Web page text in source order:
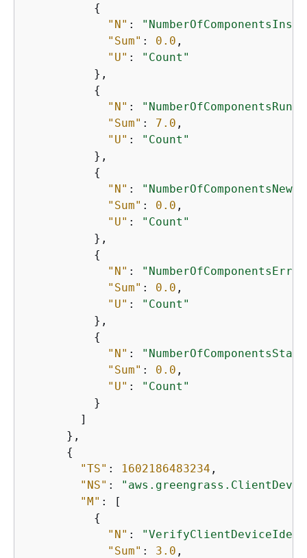
{
"N" :
"Sum" : 0.0 ,
"U" :
"Count"
          },
{
"N" :
"Sum" : 7.0 ,
"U" :
"Count"
          },
{
"N" : "NumberOfComponentsNew"
"Sum" : 0.0 ,
"U" :
"Count"
          },
{
"N" :
"Sum" : 0.0 ,
"U" :
"Count"
          },
{
"N" :
"Sum" : 0.0 ,
"U" :
"Count"
          }
        ]
      },
{
"TS" : 1602186483234 ,
"NS" :
"M" : [
{
"N" :
"Sum" : 3.0 ,